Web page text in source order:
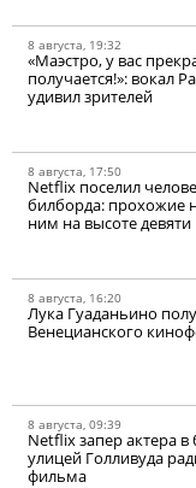
8 августа, 19:32
«Маэстро, у вас
получается!»: вокал
удивил зрителей
8 августа, 17:50
Netflix поселил
билборда: прохожие
ним на высоте
8 августа, 16:20
Лука Гуаданьино
Венецианского
8 августа, 09:39
Netflix запер актера
улицей Голливуда
фильма